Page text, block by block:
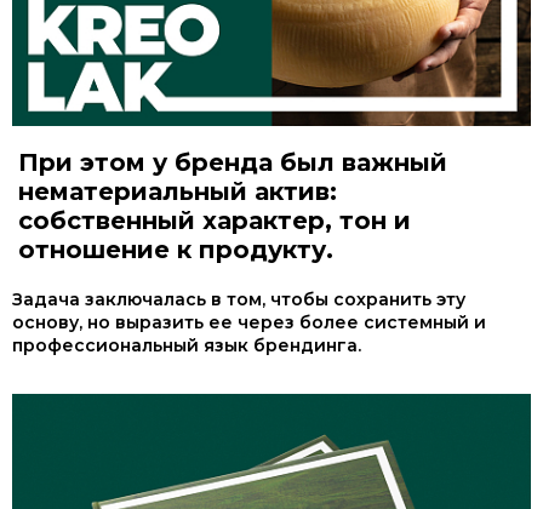
При этом у бренда был важный
нематериальный актив:
собственный характер, тон и
отношение к продукту.
Задача заключалась в том, чтобы сохранить эту
основу, но выразить ее через более системный и
профессиональный язык брендинга.